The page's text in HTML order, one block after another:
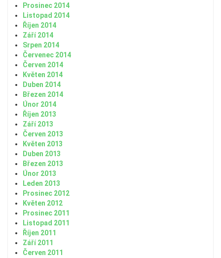
Prosinec 2014
Listopad 2014
Říjen 2014
Září 2014
Srpen 2014
Červenec 2014
Červen 2014
Květen 2014
Duben 2014
Březen 2014
Únor 2014
Říjen 2013
Září 2013
Červen 2013
Květen 2013
Duben 2013
Březen 2013
Únor 2013
Leden 2013
Prosinec 2012
Květen 2012
Prosinec 2011
Listopad 2011
Říjen 2011
Září 2011
Červen 2011